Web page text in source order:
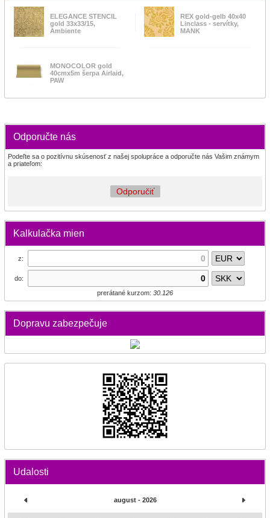
ELEGANCE STENCIL
gold 33x33/15,
Ambiente
REX gold-gelb 40x40
Linclass - servítky,
MANK
MONOCOLOR gold
40cmx5m šerpa Airlaid,
PAW
Odporučte nás
Podeľte sa o pozitívnu skúsenosť z našej spolupráce a odporučte nás Vašim známym
a priateľom:
Odporučiť
Kalkulačka mien
z:
do:
prerátané kurzom: 30.126
Dopravu zabezpečuje
Udalosti
august - 2026